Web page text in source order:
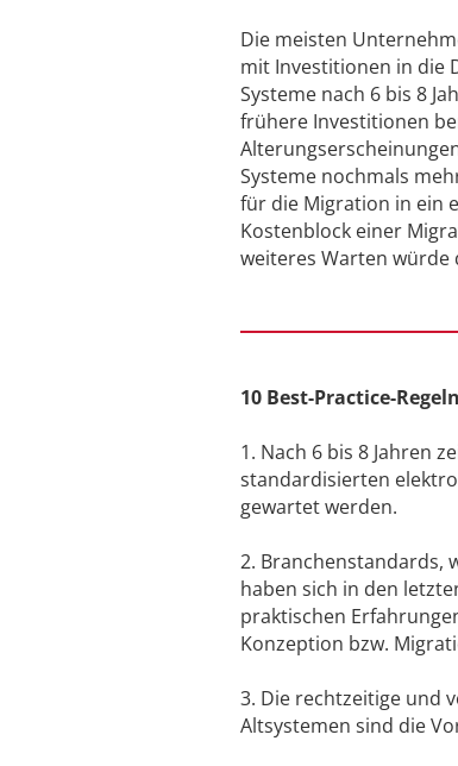
Die meisten
mit Investitionen in die
Systeme nach 6 bis 8
frühere Investitionen
Systeme nochmals
für die Migration in ein
Kostenblock einer
weiteres Warten
10 Best-Practice-
1. Nach 6 bis 8 Jahren
standardisierten
gewartet werden.
2. Branchenstandards,
haben sich in den
praktischen
Konzeption bzw.
3. Die rechtzeitige und
Altsystemen sind die